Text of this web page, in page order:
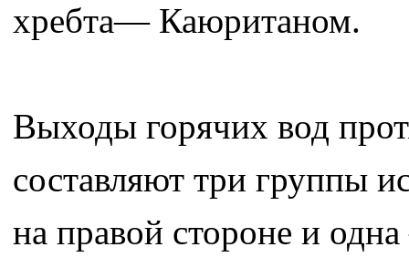
хребта— Каюританом.
Выходы горячих вод
составляют три группы
на правой стороне и